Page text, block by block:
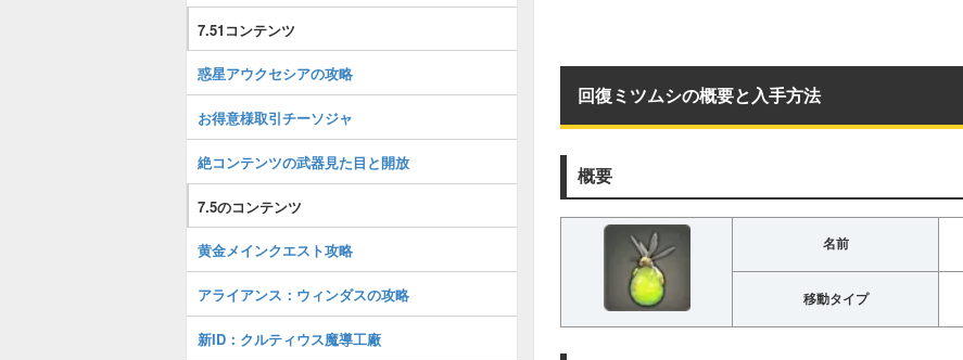
回復ミツムシの概要と入手方法
概要
名前
移動タイプ
7.51コンテンツ
惑星アウクセシアの攻略
お得意様取引チーソジャ
絶コンテンツの武器見た目と開放
7.5のコンテンツ
黄金メインクエスト攻略
アライアンス：ウィンダスの攻略
新ID：クルティウス魔導工廠